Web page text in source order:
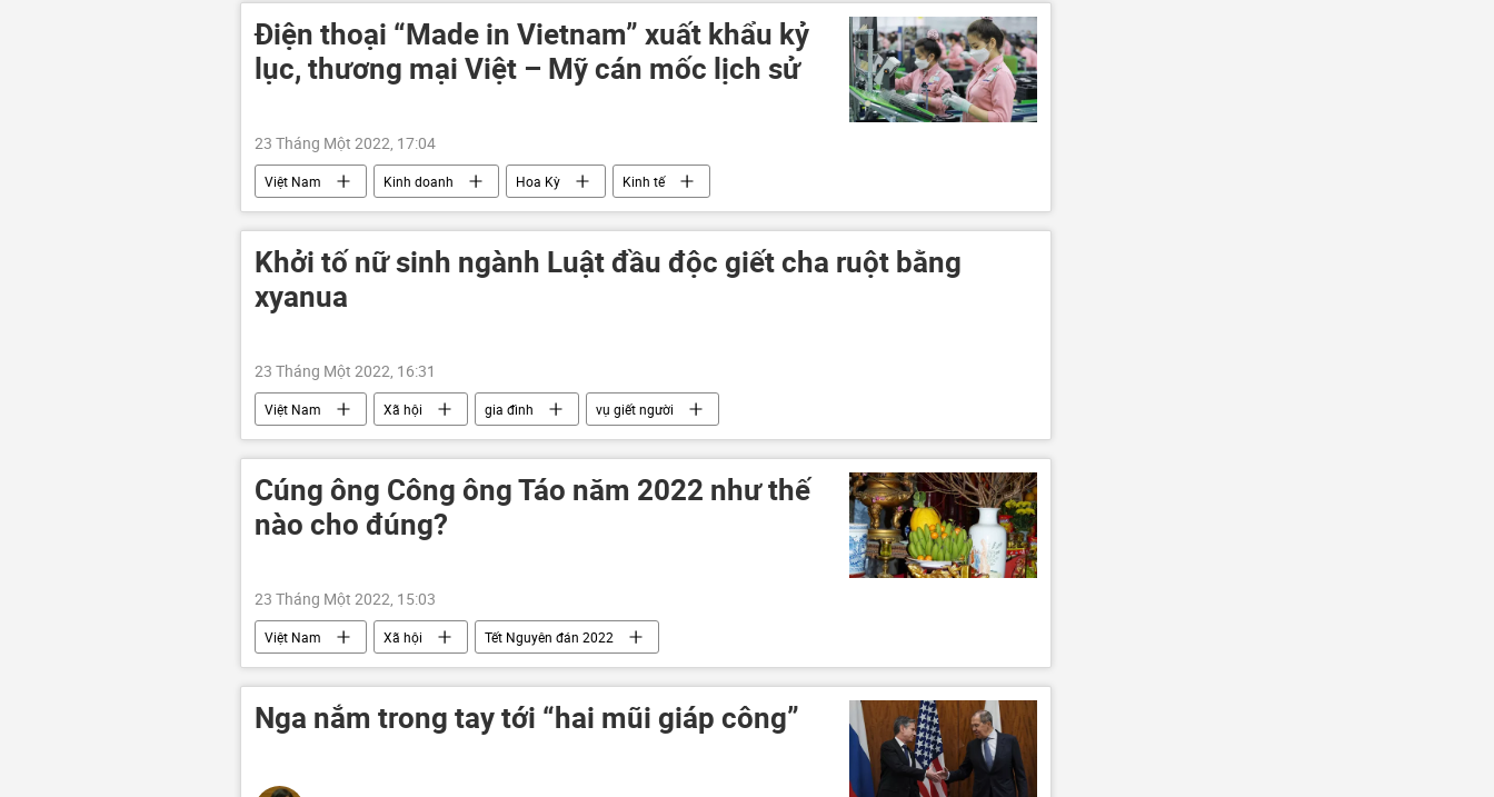
Điện thoại “Made in Vietnam” xuất khẩu kỷ
lục, thương mại Việt – Mỹ cán mốc lịch sử
23 Tháng Một 2022, 17:04
Việt Nam Kinh doanh Hoa Kỳ Kinh tế
Khởi tố nữ sinh ngành Luật đầu độc giết cha ruột bằng
xyanua
23 Tháng Một 2022, 16:31
Việt Nam Xã hội gia đình vụ giết người
Cúng ông Công ông Táo năm 2022 như thế
nào cho đúng?
23 Tháng Một 2022, 15:03
Việt Nam Xã hội Tết Nguyên đán 2022
Nga nắm trong tay tới “hai mũi giáp công”